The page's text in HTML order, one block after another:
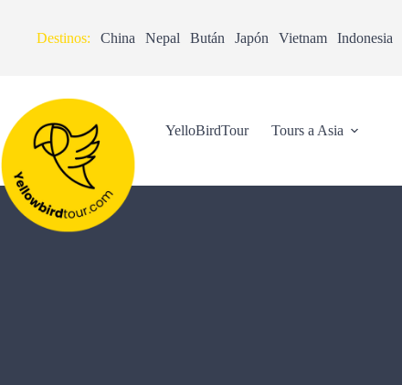
Destinos: China Nepal Bután Japón Vietnam Indonesia
YelloBirdTour Tours a Asia